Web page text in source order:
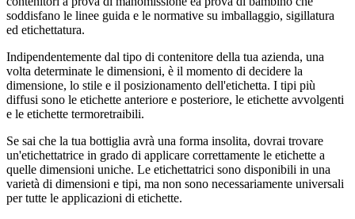
soddisfano le linee guida e le normative su imballaggio, sigillatura
ed etichettatura.
Indipendentemente dal tipo di contenitore della tua azienda, una
volta determinate le dimensioni, è il momento di decidere la
dimensione, lo stile e il posizionamento dell'etichetta. I tipi più
diffusi sono le etichette anteriore e posteriore, le etichette avvolgenti
e le etichette termoretraibili.
Se sai che la tua bottiglia avrà una forma insolita, dovrai trovare
un'etichettatrice in grado di applicare correttamente le etichette a
quelle dimensioni uniche. Le etichettatrici sono disponibili in una
varietà di dimensioni e tipi, ma non sono necessariamente universali
per tutte le applicazioni di etichette.